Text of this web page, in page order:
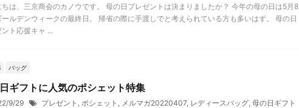
ちは、三京商会のカノウです。 母の日プレゼントは決まりましたか？ 今年の母の日は5月8
ールデンウィークの最終日。 帰省の際に手渡しでと考えられている方も多いはず。 母の日
ント応援キャ ...
バッグ
ギフトに人気のポシェット特集
9/29 プレゼント , ポシェット , メルマガ20220407, レディースバッグ, 母の日ギフト